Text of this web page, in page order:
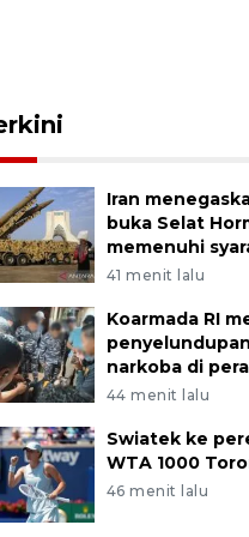
Iran
buka Selat
memenuhi
41 menit lalu
Koarmada RI
narkoba di
44 menit lalu
Swiatek ke
WTA 1000
46 menit lalu